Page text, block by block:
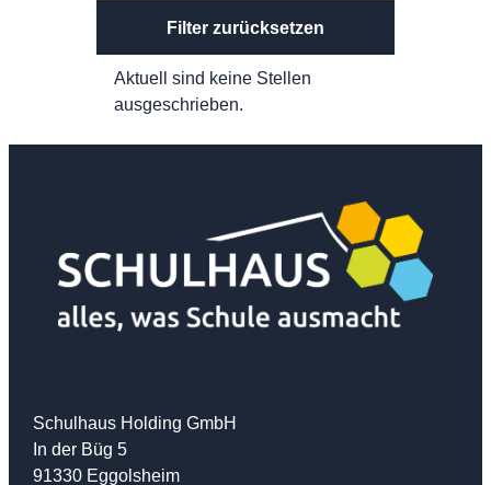
Filter zurücksetzen
Aktuell sind keine Stellen
ausgeschrieben.
Schulhaus Holding GmbH
In der Büg 5
91330 Eggolsheim